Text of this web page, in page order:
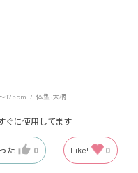
175cm 体型:大柄
ぐに使用してます
た 0 Like! 0